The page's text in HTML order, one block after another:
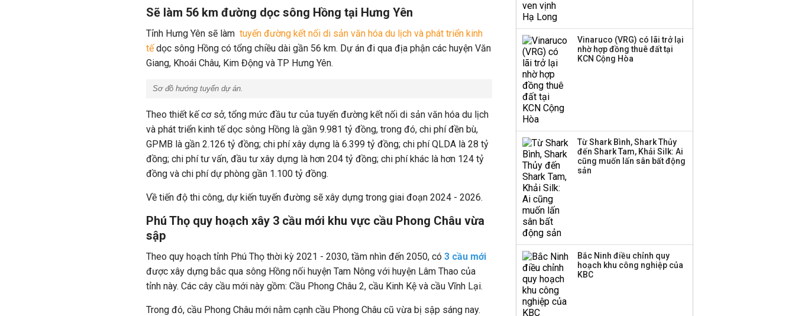
Sẽ làm 56 km đường dọc sông Hồng tại Hưng Yên
Tỉnh Hưng Yên sẽ làm tuyến đường kết nối di sản văn hóa du lịch và phát triển kinh
tếdọc sông Hồng có tổng chiều dài gần 56 km. Dự án đi qua địa phận các huyện Văn
Giang, Khoái Châu, Kim Động và TP Hưng Yên.
Sơ đồ hướng tuyến dự án.
Theo thiết kế cơ sở, tổng mức đầu tư của tuyến đường kết nối di sản văn hóa du lịch
và phát triển kinh tế dọc sông Hồng là gần 9.981 tỷ đồng, trong đó, chi phí đền bù,
GPMB là gần 2.126 tỷ đồng; chi phí xây dựng là 6.399 tỷ đồng; chi phí QLDA là 28 tỷ
đồng; chi phí tư vấn, đầu tư xây dựng là hơn 204 tỷ đồng; chi phí khác là hơn 124 tỷ
đồng và chi phí dự phòng gần 1.100 tỷ đồng.
Về tiến độ thi công, dự kiến tuyến đường sẽ xây dựng trong giai đoạn 2024 - 2026.
Phú Thọ quy hoạch xây 3 cầu mới khu vực cầu Phong Châu vừa
sập
Theo quy hoạch tỉnh Phú Thọ thời kỳ 2021 - 2030, tầm nhìn đến 2050, có 3 cầu mới
được xây dựng bắc qua sông Hồng nối huyện Tam Nông với huyện Lâm Thao của
tỉnh này. Các cây cầu mới này gồm: Cầu Phong Châu 2, cầu Kinh Kệ và cầu Vĩnh Lại.
Trong đó, cầu Phong Châu mới nằm cạnh cầu Phong Châu cũ vừa bị sập sáng nay.
trang, phụ kiện cao cấp
Hãng kim cương tài trợ
Lãi thuần từ dịch vụ
nhiều ngân hàng tăng
ba chữ số trong nửa
đầu năm:
Vinaruco (VRG) có lãi trở lại
nhờ hợp đồng thuê đất tại
KCN Cộng Hòa
Từ Shark Bình, Shark Thủy
đến Shark Tam, Khải Silk: Ai
cũng muốn lấn sân bất động
sản
Bắc Ninh điều chỉnh quy
hoạch khu công nghiệp của
KBC